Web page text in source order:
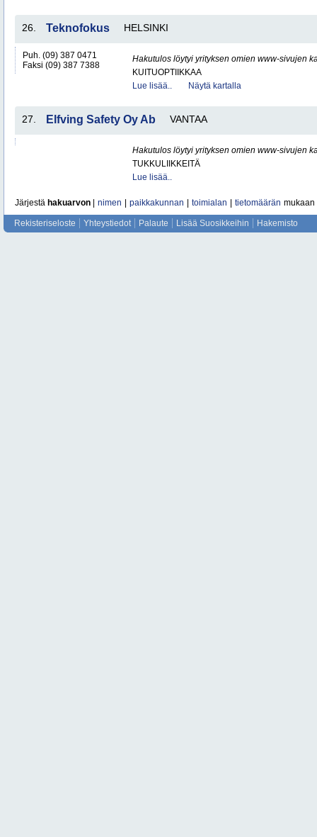
26. Teknofokus HELSINKI
Puh. (09) 387 0471
Faksi (09) 387 7388
Hakutulos löytyi yrityksen omien www-sivujen
KUITUOPTIIKKAA
Lue lisää..
Näytä kartalla
27. Elfving Safety Oy Ab VANTAA
Hakutulos löytyi yrityksen omien www-sivujen
TUKKULIIKKEITÄ
Lue lisää..
Järjestä hakuarvon nimen paikkakunnan toimialan tietomäärän mukaan
Rekisteriseloste Yhteystiedot Palaute Lisää Suosikkeihin Hakemisto